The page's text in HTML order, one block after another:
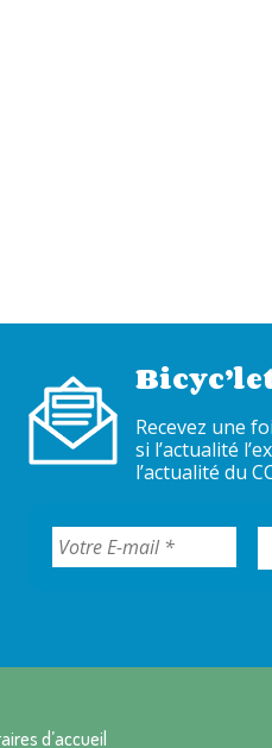
Recevez une
si l’actualité
l’actualité du
d’accueil